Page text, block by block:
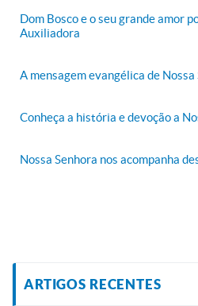
Dom Bosco e o seu grande amor
Auxiliadora
A mensagem evangélica de
Conheça a história e devoção a
Nossa Senhora nos acompanha
ARTIGOS RECENTES